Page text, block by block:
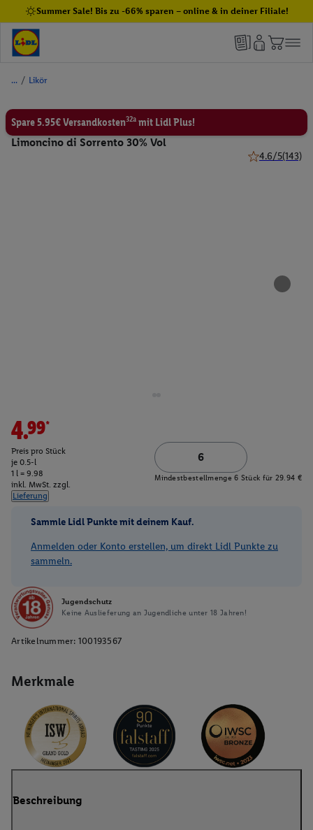
Summer Sale! Bis zu -66% sparen – online & in deiner Filiale!
/ Likör
Spare 5.95€ Versandkosten32a mit Lidl Plus!
Limoncino di Sorrento 30% Vol
4.6/5(143)
Merkmale
4.99*
Preis pro Stück
je 0.5-l
1 l = 9.98
inkl. MwSt. zzgl.
Lieferung
Mindestbestellmenge 6 Stück für 29.94 €
Sammle Lidl Punkte mit deinem Kauf.
Anmelden oder Konto erstellen, um direkt Lidl Punkte zu
sammeln.
Jugendschutz
Keine Auslieferung an Jugendliche unter 18 Jahren!
Artikelnummer: 100193567
Beschreibung